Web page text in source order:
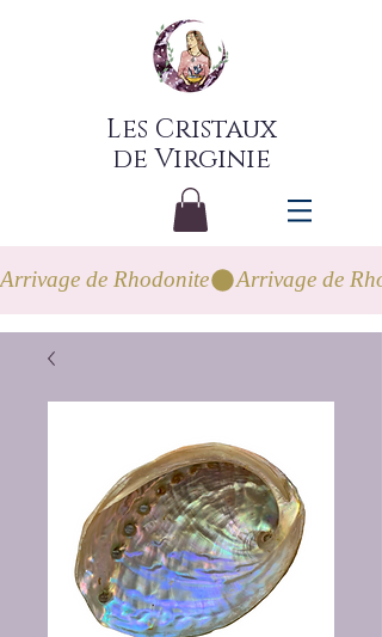
Les Cristaux
de Virginie
Arrivage de Rhodonite